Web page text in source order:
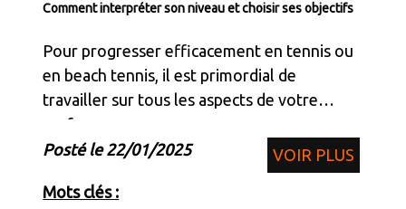
Comment interpréter son niveau et choisir ses objectifs
Pour progresser efficacement en tennis ou
en beach tennis, il est primordial de
travailler sur tous les aspects de votre
performance.
Posté le 22/01/2025
VOIR PLUS
Mots clés :